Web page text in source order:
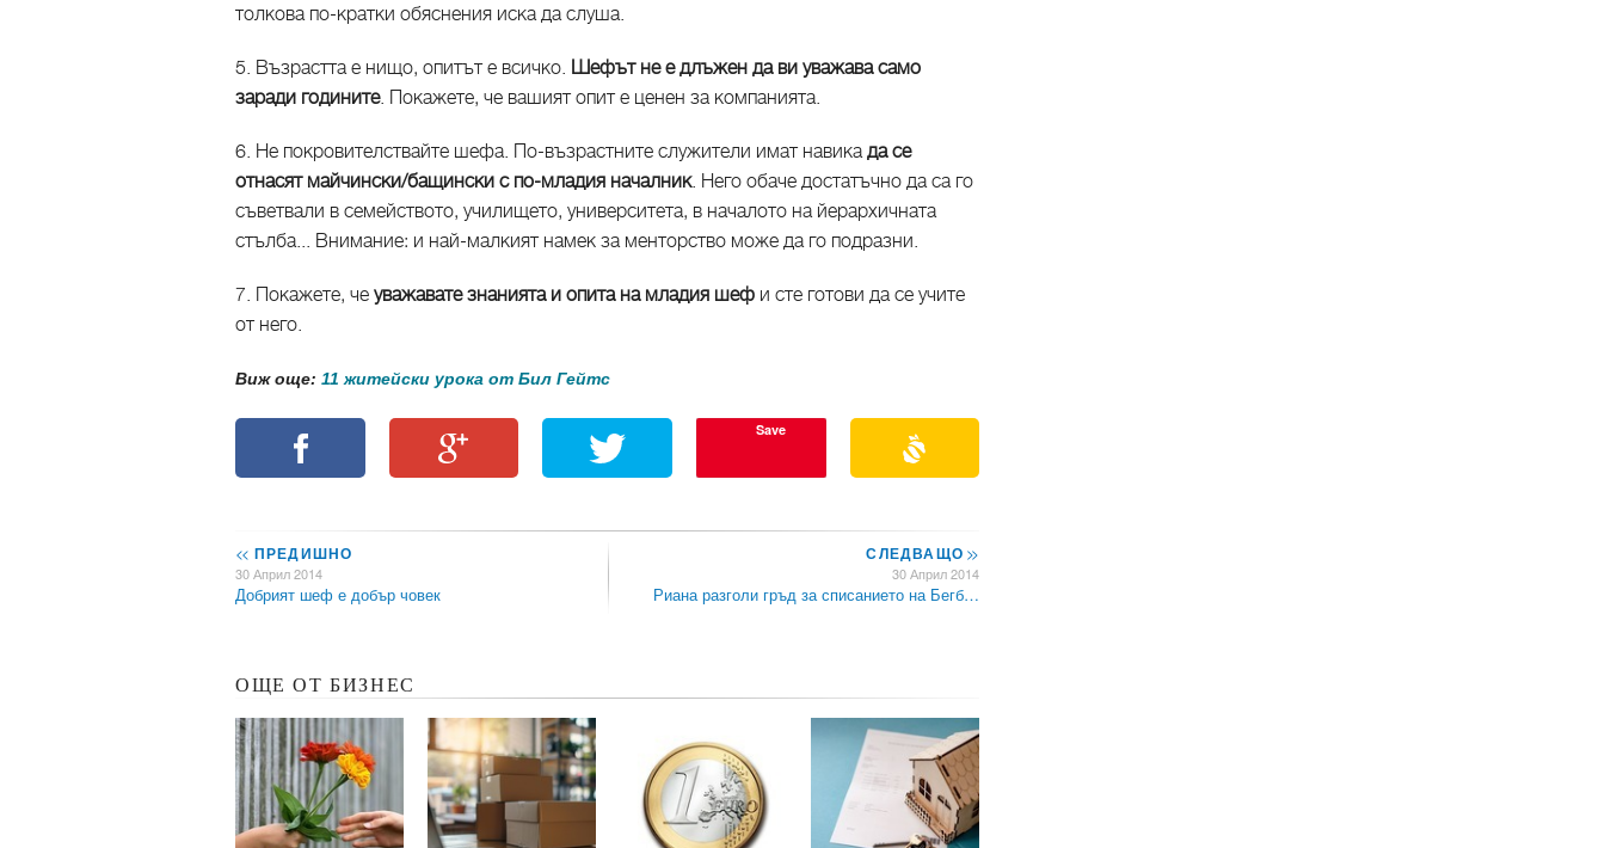
толкова по-кратки обяснения иска да слуша.
5. Възрастта е нищо, опитът е всичко. Шефът не е длъжен да ви уважава само
заради годините. Покажете, че вашият опит е ценен за компанията.
6. Не покровителствайте шефа. По-възрастните служители имат навикада се
отнасят майчински/бащински с по-младия началник. Него обаче достатъчно да са го
съветвали в семейството, училището, университета, в началото на йерархичната
стълба... Внимание: и най-малкият намек за менторство може да го подразни.
7. Покажете, че уважавате знанията и опита на младия шеф и сте готови да се учите
от него.
Виж още: 11 житейски урока от Бил Гейтс
Save
<< ПРЕДИШНО
30 Април 2014
Добрият шеф е добър човек
СЛЕДВАЩО>>
30 Април 2014
Риана разголи гръд за списанието на Бегб…
ОЩЕ ОТ БИЗНЕС